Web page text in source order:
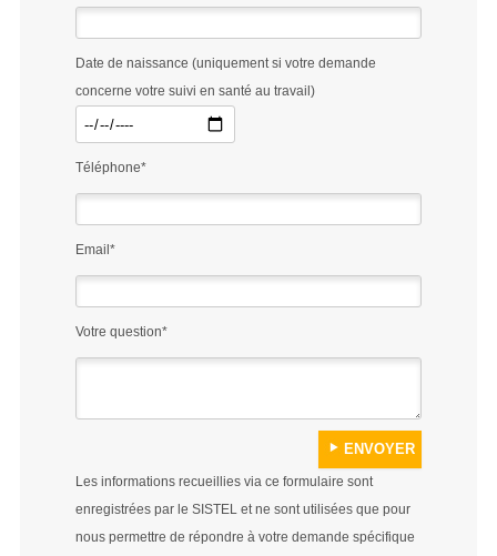
Date de naissance (uniquement si votre demande
concerne votre suivi en santé au travail)
Téléphone*
Email*
Votre question*
Les informations recueillies via ce formulaire sont
enregistrées par le SISTEL et ne sont utilisées que pour
nous permettre de répondre à votre demande spécifique